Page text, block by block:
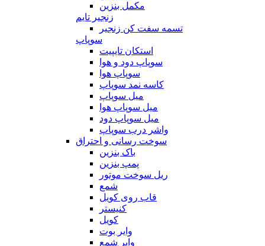
مکمل بنزین
زنجیر تایم
تسمه سفت کن زنجیر
سوپاپ
استکان تایپیت
سوپاپ دود و هوا
سوپاپ هوا
کاسه نمد سوپاپ
میل سوپاپ
میل سوپاپ هوا
میل سوپاپ دود
واشر درب سوپاپ
سوخت رسانی و احتراق
باک بنزین
پمپ بنزین
ریل سوخت موتور
شمع
قاب روی کویل
کنیستر
کویل
وایر بوت
وایر شمع